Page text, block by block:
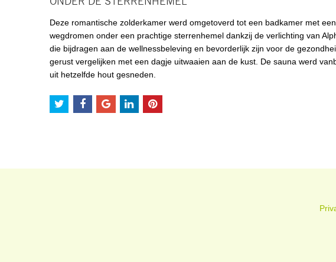
Deze romantische zolderkamer werd omgetoverd tot een badkamer met
wegdromen onder een prachtige sterrenhemel dankzij de verlichting van
die bijdragen aan de wellnessbeleving en bevorderlijk zijn voor de
gerust vergelijken met een dagje uitwaaien aan de kust. De sauna werd
uit hetzelfde hout gesneden.